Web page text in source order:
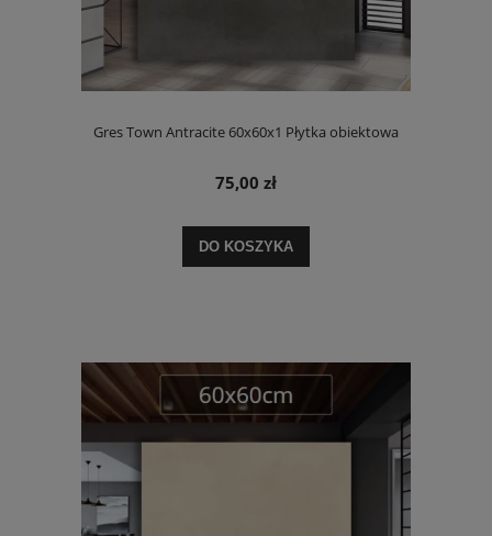
Gres Town Antracite 60x60x1 Płytka obiektowa
75,00 zł
DO KOSZYKA